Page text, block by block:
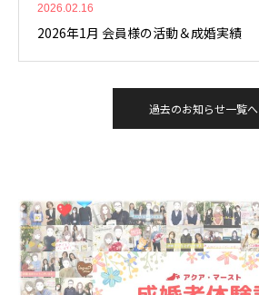
2026.02.16
2026年1月 会員様の活動＆成婚実績
過去のお知らせ一覧へ